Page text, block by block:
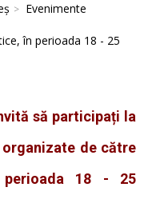
Evenimente
în perioada 18 - 25
să participați la
de către
perioada 18 - 25